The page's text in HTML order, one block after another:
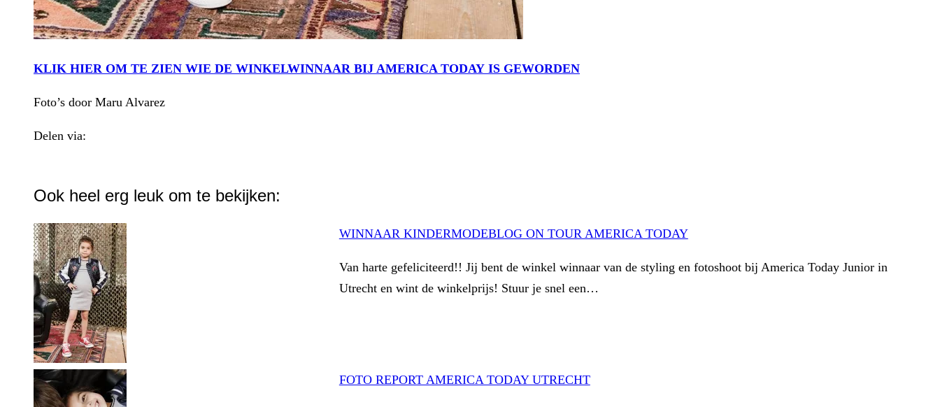
KLIK HIER OM TE ZIEN WIE DE WINKELWINNAAR BIJ AMERICA TODAY IS GEWORDEN
Foto’s door Maru Alvarez
Delen via:
Ook heel erg leuk om te bekijken:
WINNAAR KINDERMODEBLOG ON TOUR AMERICA TODAY
Van harte gefeliciteerd!! Jij bent de winkel winnaar van de styling en fotoshoot bij America Today Junior in
Utrecht en wint de winkelprijs! Stuur je snel een…
FOTO REPORT AMERICA TODAY UTRECHT